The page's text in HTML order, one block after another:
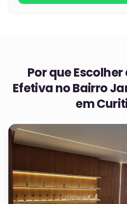
Por que
Efetiva noBairro
em